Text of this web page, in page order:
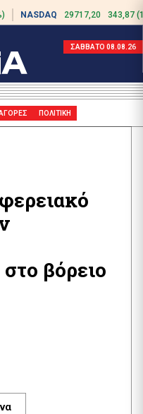
NASDAQ 29717,20 343,87
ΣΑΒΒΑΤΟ 08.08.26
ΠΟΛΙΤΙΚΗ
βόρειο